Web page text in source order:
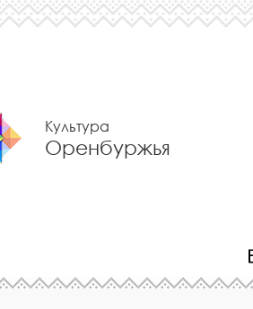
Культура
Оренбуржья